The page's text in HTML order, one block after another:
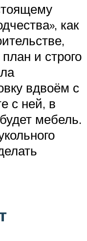
как
и строго
вдвоём с
с ней, в
мебель.